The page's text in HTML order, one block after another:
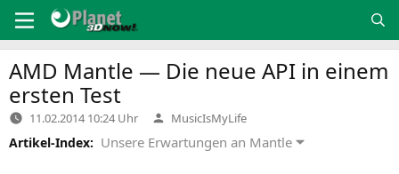
Inhalt
springen
AMD Mantle — Die neue API in einem
ersten Test
11.02.2014 10:24 Uhr Verfasst
von
MusicIsMyLife
Artikel-Index: Unsere Erwartungen an Mantle